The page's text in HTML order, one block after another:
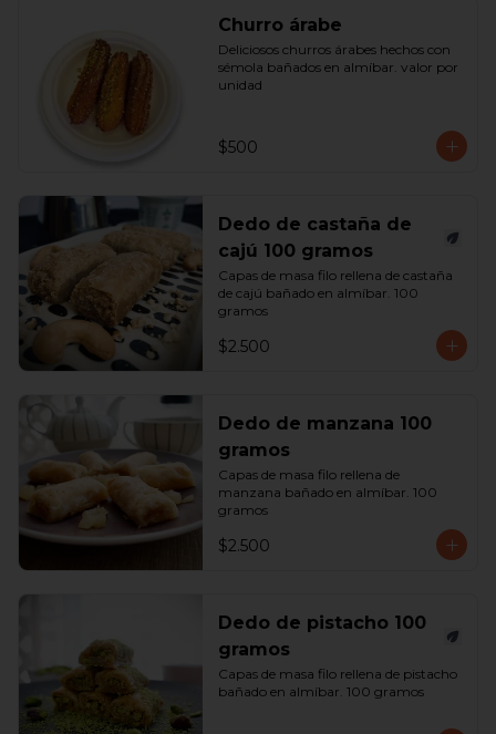
Churro árabe
Deliciosos churros árabes hechos con
sémola bañados en almíbar. valor por
unidad
$500
Dedo de castaña de
cajú 100 gramos
Capas de masa filo rellena de castaña
de cajú bañado en almíbar. 100
gramos
$2.500
Dedo de manzana 100
gramos
Capas de masa filo rellena de
manzana bañado en almíbar. 100
gramos
$2.500
Dedo de pistacho 100
gramos
Capas de masa filo rellena de pistacho
bañado en almíbar. 100 gramos